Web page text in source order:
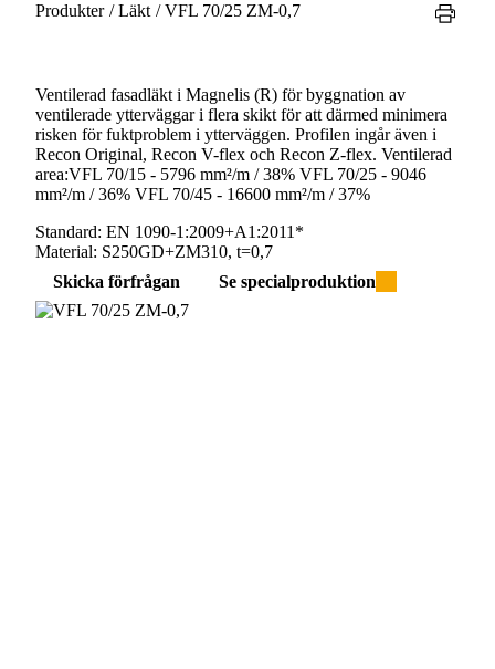
Produkter /Läkt /VFL 70/25 ZM-0,7
Ventilerad fasadläkt i Magnelis (R) för byggnation av
ventilerade ytterväggar i flera skikt för att därmed minimera
risken för fuktproblem i ytterväggen. Profilen ingår även i
Recon Original, Recon V-flex och Recon Z-flex. Ventilerad
area:VFL 70/15 - 5796 mm²/m / 38% VFL 70/25 - 9046
mm²/m / 36% VFL 70/45 - 16600 mm²/m / 37%
Standard: EN 1090-1:2009+A1:2011*
Material: S250GD+ZM310, t=0,7
Skicka förfrågan
Se specialproduktion